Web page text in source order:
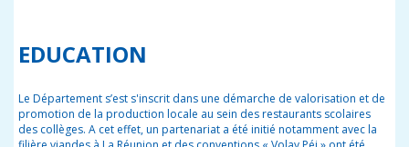
EDUCATION
Le Département s’est s'inscrit dans une démarche de valorisation et de
promotion de la production locale au sein des restaurants scolaires
des collèges. A cet effet, un partenariat a été initié notamment avec la